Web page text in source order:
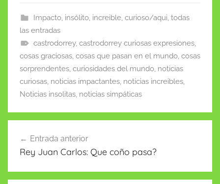
e
b
o
o
k
er l
s
A
p
p
e
n
z
n
W
is
h
Li
p
tir
Impacto, insólito, increible, curioso/aqui, todas
las entradas
castrodorrey, castrodorrey curiosas expresiones,
cosas graciosas, cosas que pasan en el mundo, cosas
sorprendentes, curiosidades del mundo, noticias
curiosas, noticias impactantes, noticias increibles,
Noticias insolitas, noticias simpáticas
de
Entrada anterior
Rey Juan Carlos: Que coño pasa?